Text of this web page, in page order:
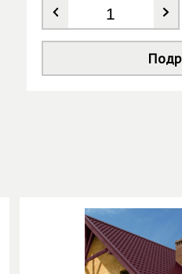
Количество *